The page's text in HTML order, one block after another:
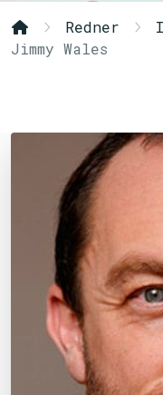
Redner
Jimmy Wales